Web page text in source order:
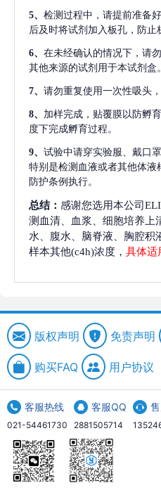
5、 检测过程中，请提前准备
后及时将试剂加入板孔，防止
6、 在未经确认的情况下，请
其他来源的试剂用于本试剂盒。
7、 请勿重复使用一次性吸头
8、 加样完成，贴覆膜以防孵
度下完成孵育过程。
9、 试验中请穿实验服、戴口
特别是检测血液或者其他体
防护条例执行。
总结： 感谢您选用本公司
测血清、血浆、细胞培养上
水、腹水、脑脊液、胸腔积
样本其他(c4h)浓度， 具体适
版权声明 免责声明
购买FAQ 用户协议
客服热线
021-54461730
客服QQ
2881505714